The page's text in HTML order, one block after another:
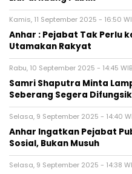
Kamis, 11 September 2025 - 16:50
Anhar : Pejabat Tak Perlu
Utamakan Rakyat
Rabu, 10 September 2025 - 14:45 WIB
Samri Shaputra Minta
Seberang Segera
Selasa, 9 September 2025 - 14:40
Anhar Ingatkan Pejabat
Sosial, Bukan Musuh
Selasa, 9 September 2025 - 14:38